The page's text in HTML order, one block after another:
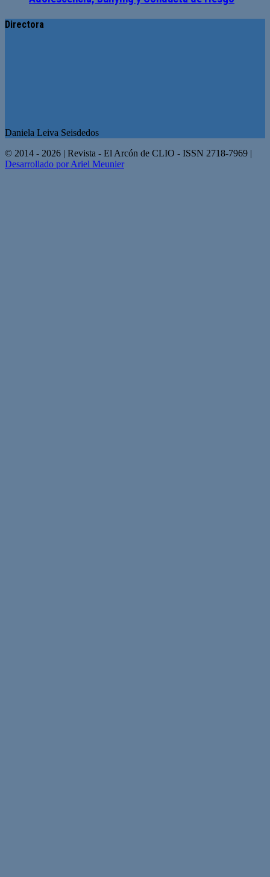
Directora
Daniela Leiva Seisdedos
© 2014 - 2026 | Revista - El Arcón de CLIO - ISSN 2718-7969 |
Desarrollado por Ariel Meunier